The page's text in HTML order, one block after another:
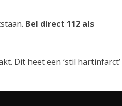
Bel direct 112 als
Dit heet een ‘stil